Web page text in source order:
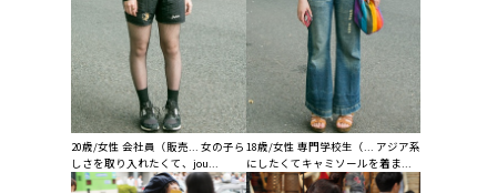
20歳/女性 会社員（販売... 女の子ら
しさを取り入れたくて、jou...
18歳/女性 専門学校生（... アジア系
にしたくてキャミソールを着ま...